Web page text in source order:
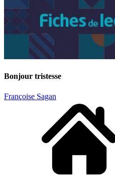
Bonjour tristesse
Françoise Sagan